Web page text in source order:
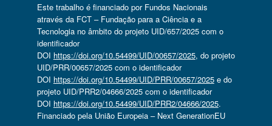
Este trabalho é financiado por Fundos Nacionais
através da FCT – Fundação para a Ciência e a
Tecnologia no âmbito do projeto UID/657/2025 com o
identificador
DOI https://doi.org/10.54499/UID/00657/2025, do projeto
UID/PRR/00657/2025 com o identificador
DOI https://doi.org/10.54499/UID/PRR/00657/2025e do
projeto UID/PRR2/04666/2025 com o identificador
DOI https://doi.org/10.54499/UID/PRR2/04666/2025.
Financiado pela União Europeia – Next GenerationEU